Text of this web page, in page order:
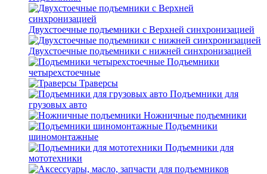
Двухстоечные подъемники с Верхней синхронизацией
Двухстоечные подъемники с нижней синхронизацией
Подъемники
четырехстоечные
Траверсы
Подъемники для
грузовых авто
Ножничные подъемники
Подъемники
шиномонтажные
Подъемники для
мототехники